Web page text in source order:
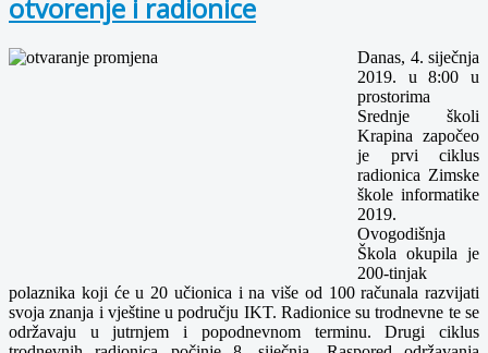
otvorenje i radionice
Danas, 4. siječnja
2019. u 8:00 u
prostorima
Srednje školi
Krapina započeo
je prvi ciklus
radionica Zimske
škole informatike
2019.
Ovogodišnja
Škola okupila je
200-tinjak
polaznika koji će u 20 učionica i na više od 100 računala razvijati
svoja znanja i vještine u području IKT. Radionice su trodnevne te se
održavaju u jutrnjem i popodnevnom terminu. Drugi ciklus